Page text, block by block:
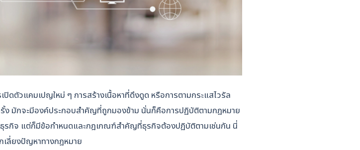
ดตัวแคมเปญใหม่ ๆ การสร้างเนื้อหาที่ดึงดูด หรือการตามกระแสไวรัล
ง มักจะมีองค์ประกอบสำคัญที่ถูกมองข้าม นั่นก็คือการปฏิบัติตามกฎหมาย
ธุรกิจ แต่ก็มีข้อกำหนดและกฎเกณฑ์สำคัญที่ธุรกิจต้องปฏิบัติตามเช่นกัน นี่
ลี่ยงปัญหาทางกฎหมาย